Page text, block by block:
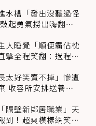
水槽「發出沒聽過怪
起勇氣撈出嗨翻：
人睡覺「順便霸佔枕
擊全程笑翻：過程絲
太好笑賣不掉」慘遭
收容所安排送養活
隔壁新鄰居職業」天
到！超爽模樣網笑